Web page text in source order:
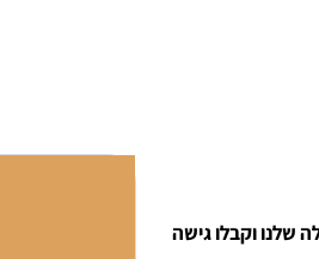
שלנו וקבלו גישה